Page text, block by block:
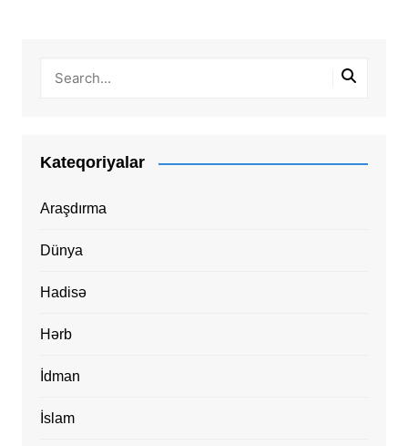
Kateqoriyalar
Araşdırma
Dünya
Hadisə
Hərb
İdman
İslam